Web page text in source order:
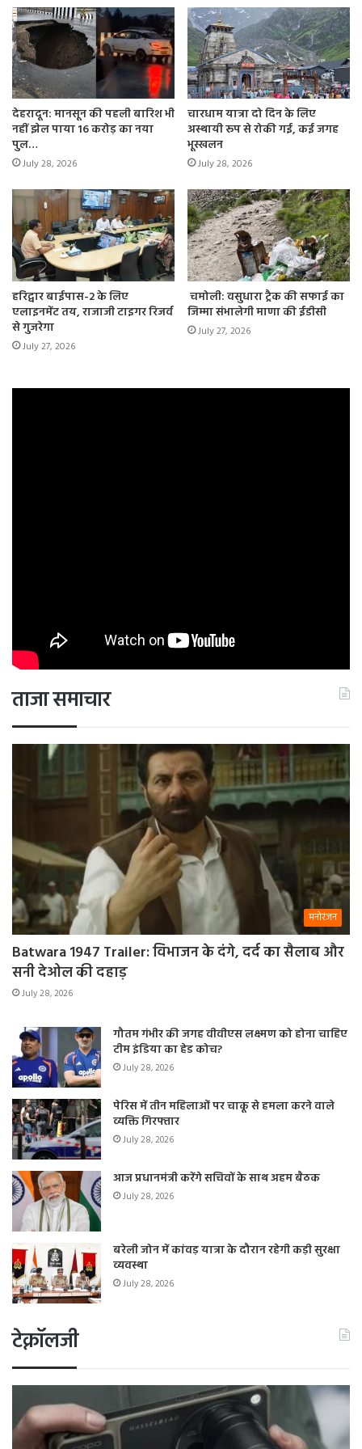
भूस्खलन से दबी हैं दो मशीन
रविवार को सुरंग में हुए भूस्खलन के मलबे में एक शॉटक्रिट मशीन व एक
बूमर मशीन दबने की सूचना मिली है। एक मशीन ऑपरेटर ने बताया कि
तो इन मशीनों में कार्यरत कर्मचारियों ने भागकर अपनी जान बचाई।
टनल के संवेदनशील हिस्से को छोड़कर आगे काम करना खतरनाक होता
है। संवेदनशील हिस्से का स्थिरीकरण करना जरूरी होता है। जब
स्थिरीकरण करते हुए आगे बढ़ते हैं तो जैसा भूस्खलन टनल में हुआ है,
इसका खतरा नहीं होता है।
देहरादून: मानसून की पहली बारिश भी
नहीं झेल पाया 16 करोड़ का नया
पुल…
July 28, 2026
चारधाम यात्रा दो दिन के लिए
अस्थायी रूप से रोकी गई, कई जगह
भूस्खलन
July 28, 2026
हरिद्वार बाईपास-2 के लिए
एलाइनमेंट तय, राजाजी टाइगर रिजर्व
से गुजरेगा
July 27, 2026
चमोली: वसुधारा ट्रैक की सफाई का
जिम्मा संभालेगी माणा की ईडीसी
July 27, 2026
ताजा समाचार
मनोरंजन
Batwara 1947 Trailer: विभाजन के दंगे, दर्द का सैलाब और
सनी देओल की दहाड़
July 28, 2026
गौतम गंभीर की जगह वीवीएस लक्ष्मण को होना चाहिए
टीम इंडिया का हेड कोच?
July 28, 2026
पेरिस में तीन महिलाओं पर चाकू से हमला करने वाले
व्यक्ति गिरफ्तार
July 28, 2026
आज प्रधानमंत्री करेंगे सचिवों के साथ अहम बैठक
July 28, 2026
बरेली जोन में कांवड़ यात्रा के दौरान रहेगी कड़ी सुरक्षा
व्यवस्था
July 28, 2026
टेक्नॉलजी